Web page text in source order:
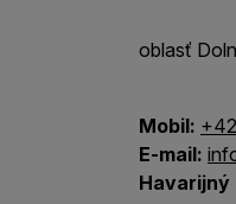
oblasť
Mobil:
E-mail:
Havarijný